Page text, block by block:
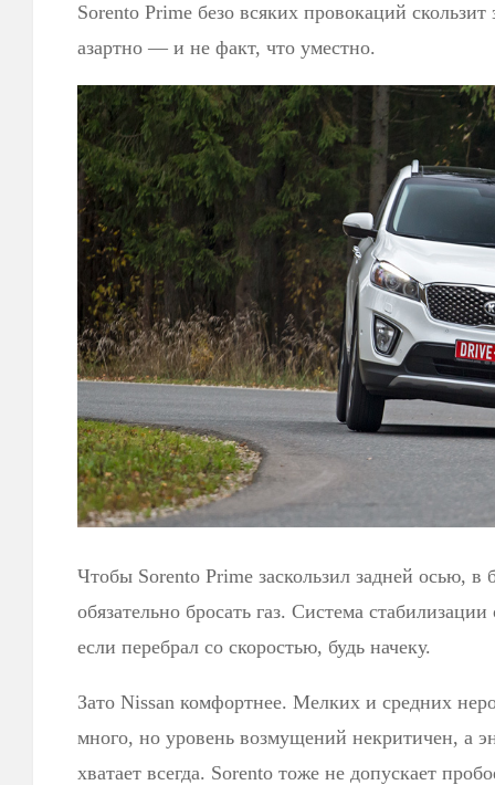
Sorento Prime безо всяких провокаций
азартно — и не факт, что уместно.
Чтобы Sorento Prime заскользил задней осью, в
обязательно бросать газ. Система
если перебрал со скоростью, будь начеку.
Зато Nissan комфортнее. Мелких и средних
много, но уровень возмущений некритичен, а
хватает всегда. Sorento тоже не допускает